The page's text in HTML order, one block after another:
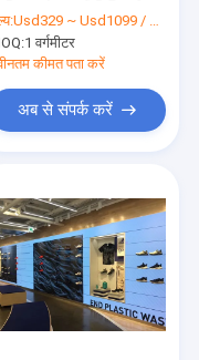
Usd329 ~ Usd1099 / Sqm ( price is negotiable )
1 वर्गमीटर
कीमत पता करें
अब से संपर्क करें